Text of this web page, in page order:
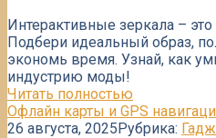
Интерактивные зеркала –
Подбери идеальный образ,
экономь время. Узнай, как
индустрию моды!
Читать полностью
Офлайн карты и GPS
26 августа, 2025Рубрика: